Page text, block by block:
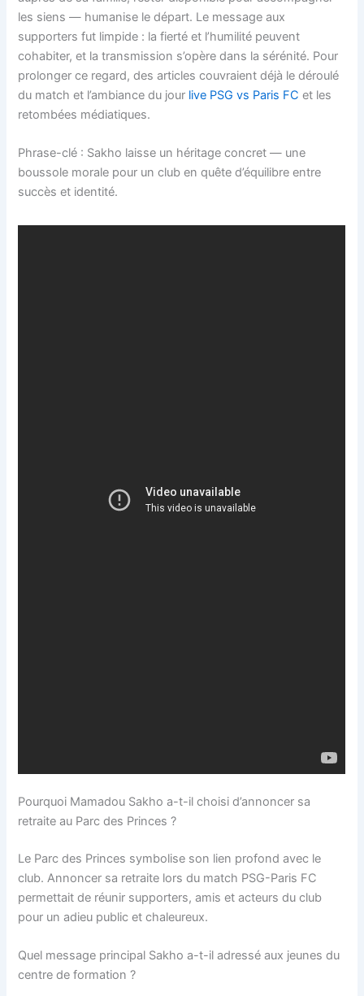
les siens — humanise le départ. Le message aux
supporters fut limpide : la fierté et l’humilité peuvent
cohabiter, et la transmission s’opère dans la sérénité. Pour
prolonger ce regard, des articles couvraient déjà le déroulé
du match et l’ambiance du jour live PSG vs Paris FC et les
retombées médiatiques.
Phrase-clé : Sakho laisse un héritage concret — une
boussole morale pour un club en quête d’équilibre entre
succès et identité.
Pourquoi Mamadou Sakho a-t-il choisi d’annoncer sa
retraite au Parc des Princes ?
Le Parc des Princes symbolise son lien profond avec le
club. Annoncer sa retraite lors du match PSG-Paris FC
permettait de réunir supporters, amis et acteurs du club
pour un adieu public et chaleureux.
Quel message principal Sakho a-t-il adressé aux jeunes du
centre de formation ?